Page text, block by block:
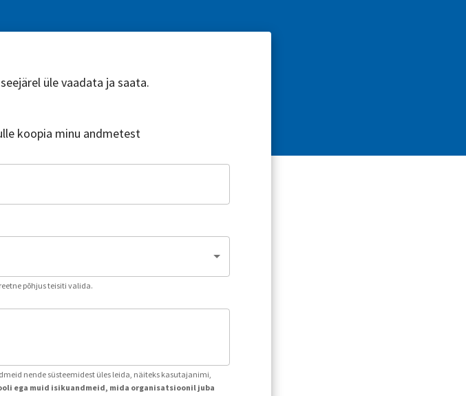
üle vaadata ja saata.
koopia minu andmetest
põhjus teisiti valida.
nende süsteemidest üles leida, näiteks kasutajanimi,
ega muid isikuandmeid, mida organisatsioonil juba